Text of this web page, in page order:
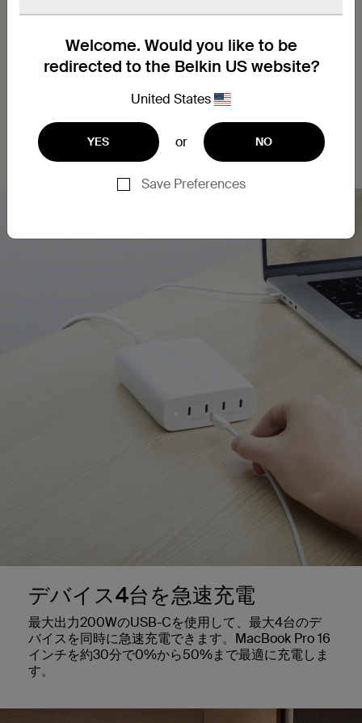
Welcome. Would you like to be
redirected to the Belkin US website?
United States
YES or NO
Save Preferences
デバイス4台を急速充電
最大出力200WのUSB-Cを使用して、最大4台のデ
バイスを同時に急速充電できます。MacBook Pro 16
インチを約30分で0%から50%まで最適に充電しま
す。